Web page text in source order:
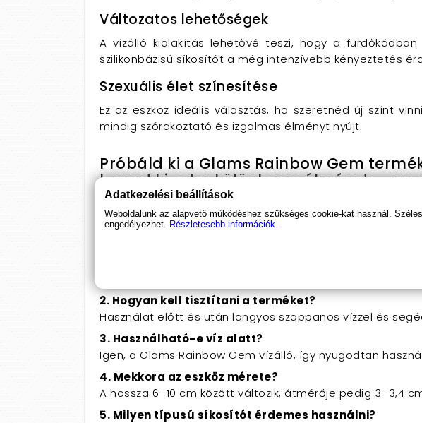
Változatos lehetőségek
A vízálló kialakítás lehetővé teszi, hogy a
szilikonbázisú síkosítót a még intenzívebb kényeztetés
Szexuális élet színesítése
Ez az eszköz ideális választás, ha szeretnéd új színt
mindig szórakoztató és izgalmas élményt nyújt.
Próbáld ki a Glams Rainbow Gem
hagyd ki ezt a különleges élményt –
Párosítsd síkosítóval vagy anális
Gyakori kérdések (FAQ)
2. Hogyan kell tisztítani a terméket?
Használat előtt és után langyos szappanos vízzel és
3. Használható-e víz alatt?
Igen, a Glams Rainbow Gem vízálló, így nyugodtan
4. Mekkora az eszköz mérete?
A hossza 6–10 cm között változik, átmérője pedig 3–3,4
5. Milyen típusú síkosítót érdemes használni?
Adatkezelési beállítások
Weboldalunk az alapvető működéshez szükséges cookie-kat használ.
engedélyezhet. Részletesebb információk.